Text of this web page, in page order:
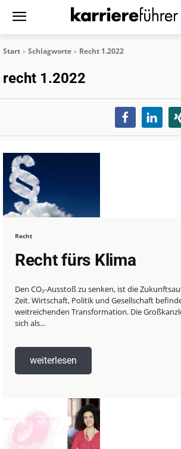
Start Schlagworte Recht 1.2022
recht 1.2022
Recht
Recht fürs Klima
Den CO₂-Ausstoß zu senken, ist die
Zeit. Wirtschaft, Politik und Gesellschaft
weitreichenden Transformation. Die
sich als...
weiterlesen